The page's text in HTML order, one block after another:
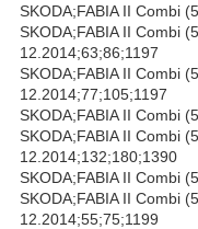
SKODA;FABIA II Combi
SKODA;FABIA II Combi
12.2014;63;86;1197
SKODA;FABIA II Combi
12.2014;77;105;1197
SKODA;FABIA II Combi
SKODA;FABIA II Combi
12.2014;132;180;1390
SKODA;FABIA II Combi
SKODA;FABIA II Combi
12.2014;55;75;1199